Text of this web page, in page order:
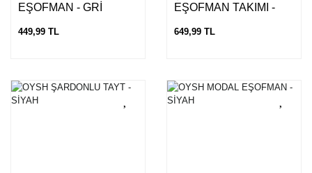
EŞOFMAN - GRİ
449,99 TL
EŞOFMAN TAKIMI -
649,99 TL